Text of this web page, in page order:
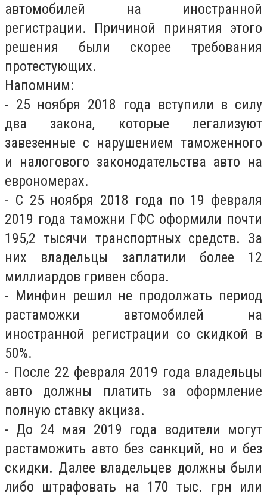
автомобилей на иностранной
регистрации. Причиной принятия этого
решения были скорее требования
протестующих.
Напомним:
- 25 ноября 2018 года вступили в силу
два закона, которые легализуют
завезенные с нарушением таможенного
и налогового законодательства авто на
еврономерах.
- С 25 ноября 2018 года по 19 февраля
2019 года таможни ГФС оформили почти
195,2 тысячи транспортных средств. За
них владельцы заплатили более 12
миллиардов гривен сбора.
- Минфин решил не продолжать период
растаможки автомобилей на
иностранной регистрации со скидкой в
50%.
- После 22 февраля 2019 года владельцы
авто должны платить за оформление
полную ставку акциза.
- До 24 мая 2019 года водители могут
растаможить авто без санкций, но и без
скидки. Далее владельцев должны были
либо штрафовать на 170 тыс. грн или